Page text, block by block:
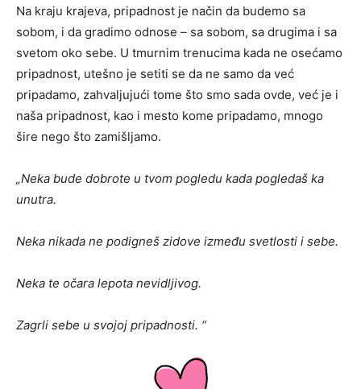
Na kraju krajeva, pripadnost je način da budemo sa
sobom, i da gradimo odnose – sa sobom, sa drugima i sa
svetom oko sebe. U tmurnim trenucima kada ne osećamo
pripadnost, utešno je setiti se da ne samo da već
pripadamo, zahvaljujući tome što smo sada ovde, već je i
naša pripadnost, kao i mesto kome pripadamo, mnogo
šire nego što zamišljamo.
„Neka bude dobrote u tvom pogledu kada pogledaš ka
unutra.
Neka nikada ne podigneš zidove između svetlosti i sebe.
Neka te očara lepota nevidljivog.
Zagrli sebe u svojoj pripadnosti. “